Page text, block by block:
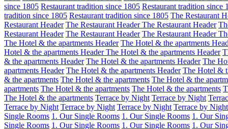
since 1805 Restaurant tradition since 1805 Restaurant tradition since
tradition since 1805 Restaurant tradition since 1805 The Restaurant
Restaurant Header The Restaurant HeaderThe Restaurant Header
Restaurant Header The Restaurant Header The Restaurant Header
The Hotel & the apartments Header The Hotel & the apartments
Hotel & the apartments HeaderThe Hotel & the apartments Header
& the apartments Header The Hotel & the apartments Header The
apartments Header The Hotel & the apartments Header The Hotel &
& the apartments The Hotel & the apartments The Hotel & the
apartments The Hotel & the apartments The Hotel & the apartments
The Hotel & the apartments Terrace by Night Terrace by Night
Terrace by Night Terrace by Night Terrace by Night Terrace by Night
Single Rooms 1. Our Single Rooms 1. Our Single Rooms 1. Our
Single Rooms 1. Our Single Rooms 1. Our Single Rooms 1. Our